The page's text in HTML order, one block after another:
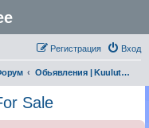
Вход
Регистрация
Обьявления | Kuulutused | For Sale
Sale